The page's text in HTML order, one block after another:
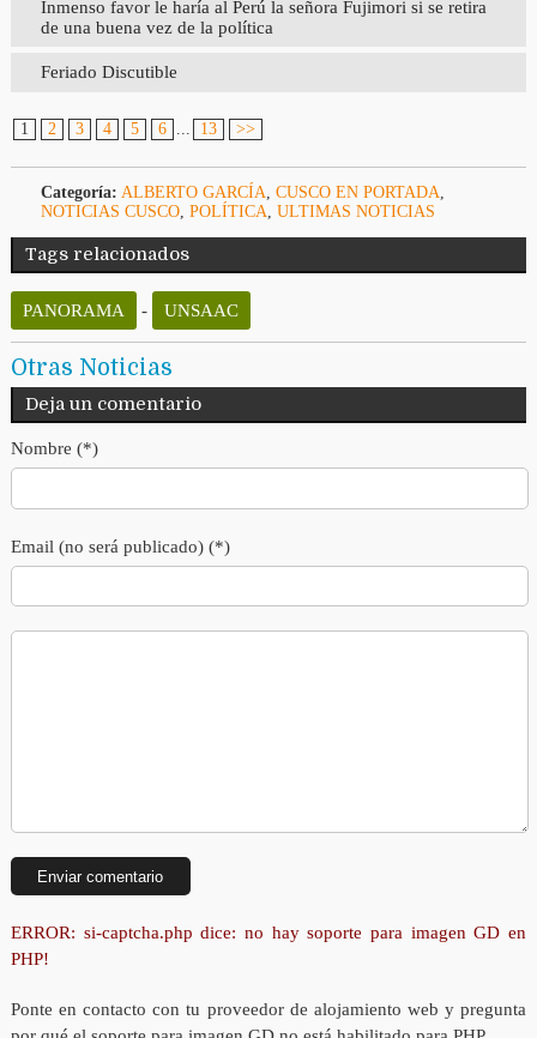
Inmenso favor le haría al Perú la señora Fujimori si se retira
de una buena vez de la política
Feriado Discutible
1 2 3 4 5 6 ... 13 >>
Categoría: ALBERTO GARCÍA, CUSCO EN PORTADA,
NOTICIAS CUSCO, POLÍTICA, ULTIMAS NOTICIAS
Tags relacionados
PANORAMA - UNSAAC
Otras Noticias
Deja un comentario
Nombre (*)
Email (no será publicado) (*)
ERROR: si-captcha.php dice: no hay soporte para imagen GD en
PHP!
Ponte en contacto con tu proveedor de alojamiento web y pregunta